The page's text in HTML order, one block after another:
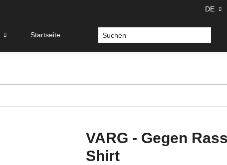
DE
Startseite
VARG - Gegen
Shirt